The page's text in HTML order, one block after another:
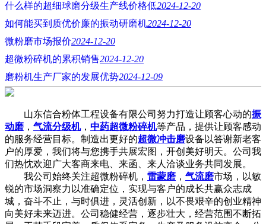
什么样的超细球磨分级生产线价格低2024-12-20
如何能买到质优价廉的振动研磨机2024-12-20
微粉磨市场报价2024-12-20
超微粉碎机的累积销售2024-12-20
磨粉机生产厂家的发展优势2024-12-09
山东信合粉体工程设备有限公司努力打造让顾客心动的振
动磨 ， 气流分级机， 中药超微粉碎机等产品，提供让顾客感动
的服务经营目标。制造出更好的超微冲击磨设备以答谢新老客
户的厚爱，我们将与您携手共展宏图，开创美好明天。公司我
们热忱欢迎广大客商来电、来函、来人洽谈业务共同发展。
我公司始终关注超微粉碎机， 雷蒙磨 ， 气流磨市场，以敏
锐的市场洞察力以准确定位，实现与客户的成长共赢众志成
城，奋斗不止，与时俱进，灵活创新，以不畏艰辛的创业精神
向美好未来迈进。公司稳健经营，逐步壮大，经营范围不断拓